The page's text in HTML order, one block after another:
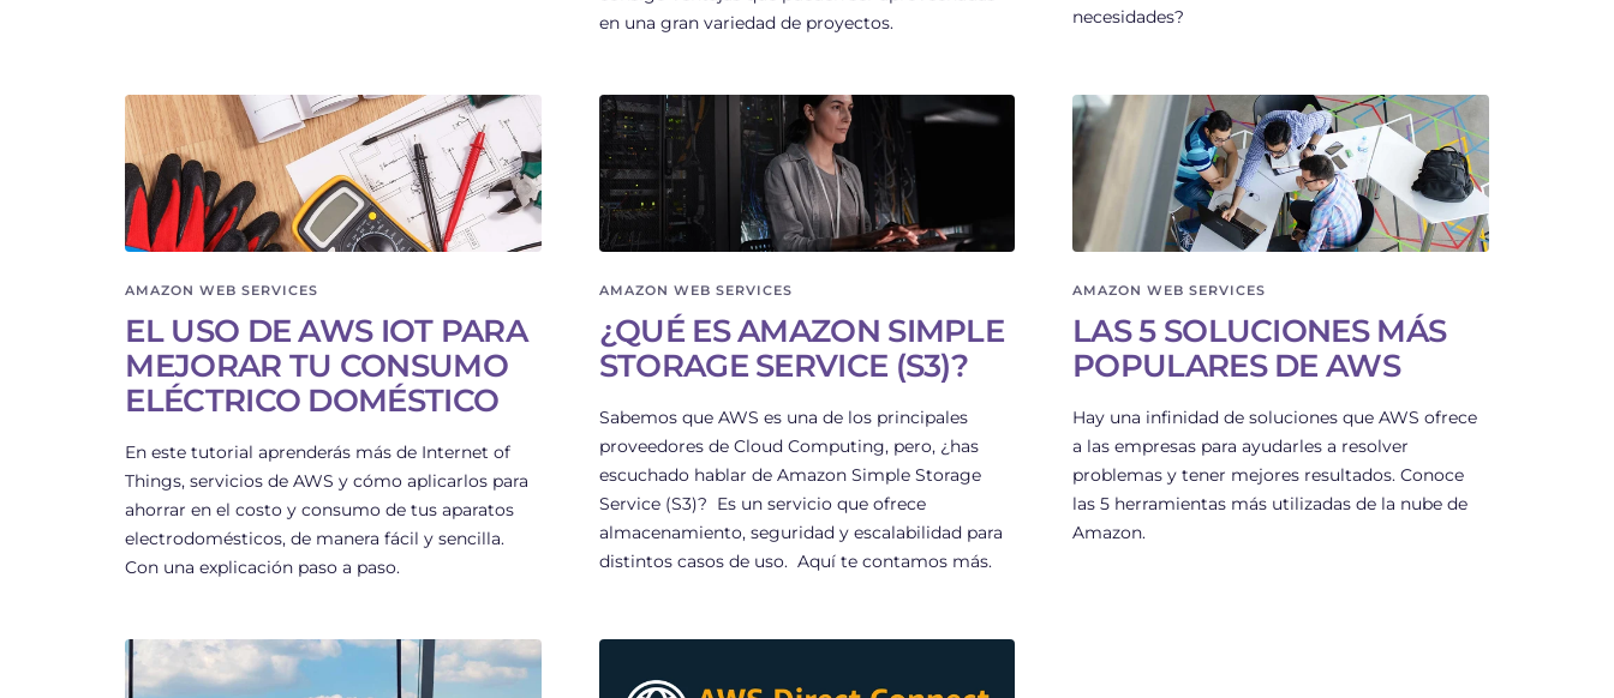
en una gran variedad de proyectos.
necesidades?
AMAZON WEB SERVICES
EL USO DE AWS IOT PARA
MEJORAR TU CONSUMO
ELÉCTRICO DOMÉSTICO
En este tutorial aprenderás más de Internet of
Things, servicios de AWS y cómo aplicarlos para
ahorrar en el costo y consumo de tus aparatos
electrodomésticos, de manera fácil y sencilla.
Con una explicación paso a paso.
AMAZON WEB SERVICES
¿QUÉ ES AMAZON SIMPLE
STORAGE SERVICE (S3)?
Sabemos que AWS es una de los principales
proveedores de Cloud Computing, pero, ¿has
escuchado hablar de Amazon Simple Storage
Service (S3)? Es un servicio que ofrece
almacenamiento, seguridad y escalabilidad para
distintos casos de uso. Aquí te contamos más.
AMAZON WEB SERVICES
LAS 5 SOLUCIONES MÁS
POPULARES DE AWS
Hay una infinidad de soluciones que AWS ofrece
a las empresas para ayudarles a resolver
problemas y tener mejores resultados. Conoce
las 5 herramientas más utilizadas de la nube de
Amazon.